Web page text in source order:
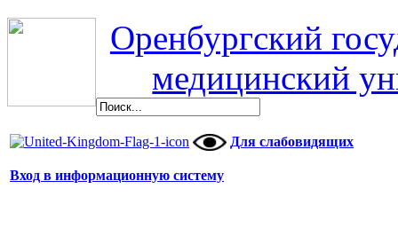
Оренбургский
медицинский
Для слабовидящих
Вход в информационную систему